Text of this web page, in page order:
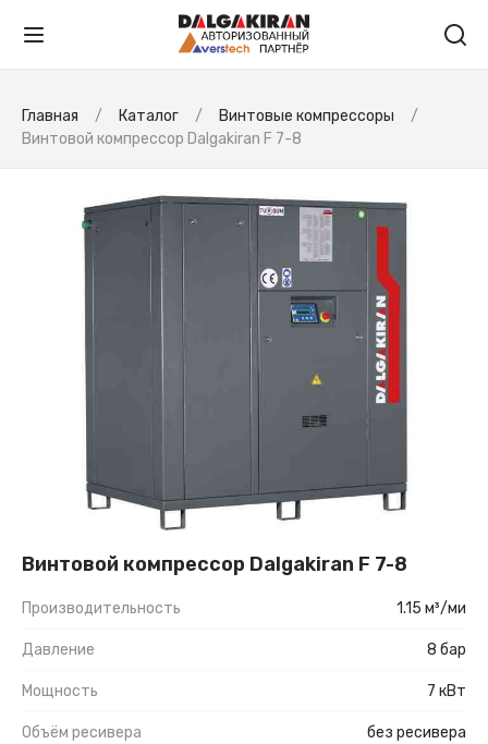
Главная Каталог
Винтовые компрессоры
Винтовой компрессор Dalgakiran F 7-8
Винтовой компрессор Dalgakiran F 7-8
Производительность 1.15 м³/ми
Давление 8 бар
Мощность 7 кВт
Объём ресивера без ресивера